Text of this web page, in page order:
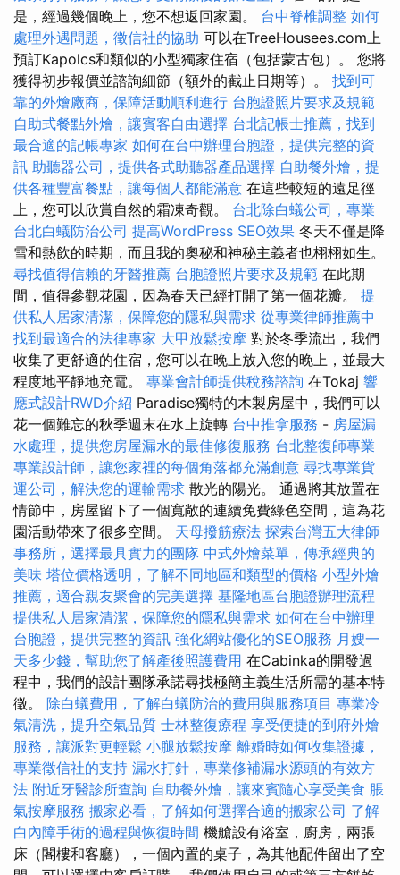
是，經過幾個晚上，您不想返回家園。 台中脊椎調整 如何
處理外遇問題，徵信社的協助 可以在TreeHousees.com上
預訂Kapolcs和類似的小型獨家住宿（包括蒙古包）。 您將
獲得初步報價並諮詢細節（額外的截止日期等）。 找到可
靠的外燴廠商，保障活動順利進行 台胞證照片要求及規範
自助式餐點外燴，讓賓客自由選擇 台北記帳士推薦，找到
最合適的記帳專家 如何在台中辦理台胞證，提供完整的資
訊 助聽器公司，提供各式助聽器產品選擇 自助餐外燴，提
供各種豐富餐點，讓每個人都能滿意 在這些較短的遠足徑
上，您可以欣賞自然的霜凍奇觀。 台北除白蟻公司，專業
台北白蟻防治公司 提高WordPress SEO效果 冬天不僅是降
雪和熱飲的時期，而且我的奧秘和神秘主義者也栩栩如生。
尋找值得信賴的牙醫推薦 台胞證照片要求及規範 在此期
間，值得參觀花園，因為春天已經打開了第一個花瓣。 提
供私人居家清潔，保障您的隱私與需求 從專業律師推薦中
找到最適合的法律專家 大甲放鬆按摩 對於冬季流出，我們
收集了更舒適的住宿，您可以在晚上放入您的晚上，並最大
程度地平靜地充電。 專業會計師提供稅務諮詢 在Tokaj 響
應式設計RWD介紹 Paradise獨特的木製房屋中，我們可以
花一個難忘的秋季週末在水上旋轉 台中推拿服務 - 房屋漏
水處理，提供您房屋漏水的最佳修復服務 台北整復師專業
專業設計師，讓您家裡的每個角落都充滿創意 尋找專業貨
運公司，解決您的運輸需求 散光的陽光。 通過將其放置在
情節中，房屋留下了一個寬敞的連續免費綠色空間，這為花
園活動帶來了很多空間。 天母撥筋療法 探索台灣五大律師
事務所，選擇最具實力的團隊 中式外燴菜單，傳承經典的
美味 塔位價格透明，了解不同地區和類型的價格 小型外燴
推薦，適合親友聚會的完美選擇 基隆地區台胞證辦理流程
提供私人居家清潔，保障您的隱私與需求 如何在台中辦理
台胞證，提供完整的資訊 強化網站優化的SEO服務 月嫂一
天多少錢，幫助您了解產後照護費用 在Cabinka的開發過
程中，我們的設計團隊承諾尋找極簡主義生活所需的基本特
徵。 除白蟻費用，了解白蟻防治的費用與服務項目 專業冷
氣清洗，提升空氣品質 士林整復療程 享受便捷的到府外燴
服務，讓派對更輕鬆 小腿放鬆按摩 離婚時如何收集證據，
專業徵信社的支持 漏水打針，專業修補漏水源頭的有效方
法 附近牙醫診所查詢 自助餐外燴，讓來賓隨心享受美食 脹
氣按摩服務 搬家必看，了解如何選擇合適的搬家公司 了解
白內障手術的過程與恢復時間 機艙設有浴室，廚房，兩張
床（閣樓和客廳），一個內置的桌子，為其他配件留出了空